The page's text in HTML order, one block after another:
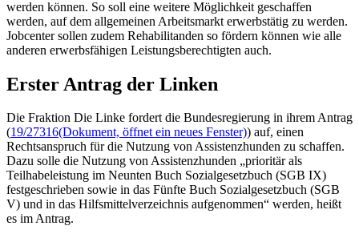
werden können. So soll eine weitere Möglichkeit geschaffen
werden, auf dem allgemeinen Arbeitsmarkt erwerbstätig zu werden.
Jobcentersollen zudem Rehabilitanden so fördern können wie alle
anderen erwerbsfähigen Leistungsberechtigten auch.
Erster Antrag der Linken
Die Fraktion Die Linke fordert die Bundesregierung in ihrem Antrag
(19/27316(Dokument, öffnet ein neues Fenster)) auf, einen
Rechtsanspruch für die Nutzung von Assistenzhunden zu schaffen.
Dazu solle die Nutzung von Assistenzhunden „prioritär als
Teilhabeleistung im Neunten Buch Sozialgesetzbuch (SGB IX)
festgeschrieben sowie in das Fünfte Buch Sozialgesetzbuch (SGB
V) und in das Hilfsmittelverzeichnis aufgenommen“ werden, heißt
es im Antrag.